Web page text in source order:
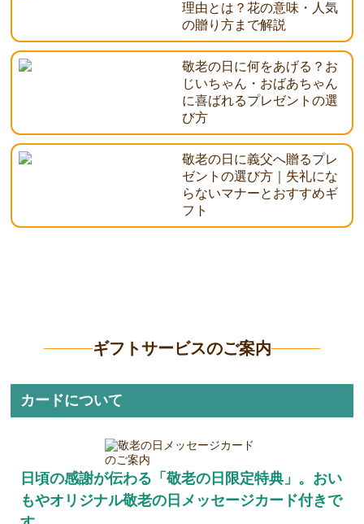
理由とは？花の意味・人気
の贈り方まで解説
敬老の日に何をあげる？お
じいちゃん・おばあちゃん
に喜ばれるプレゼントの選
び方
敬老の日に義父へ贈るプレ
ゼントの選び方｜失礼にな
らないマナーとおすすめギ
フト
ギフトサービスのご案内
カードについて
日頃の感謝が伝わる「敬老の日限定特典」。おい
もやオリジナル敬老の日メッセージカード付きで